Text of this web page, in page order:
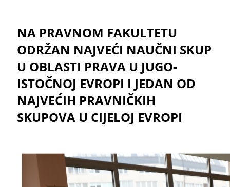
NA PRAVNOM FAKULTETU
ODRŽAN NAJVEĆI NAUČNI SKUP
U OBLASTI PRAVA U JUGO-
ISTOČNOJ EVROPI I JEDAN OD
NAJVEĆIH PRAVNIČKIH
SKUPOVA U CIJELOJ EVROPI